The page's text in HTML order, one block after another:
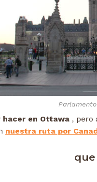
hacer en Ottawa , pero
nuestra ruta por